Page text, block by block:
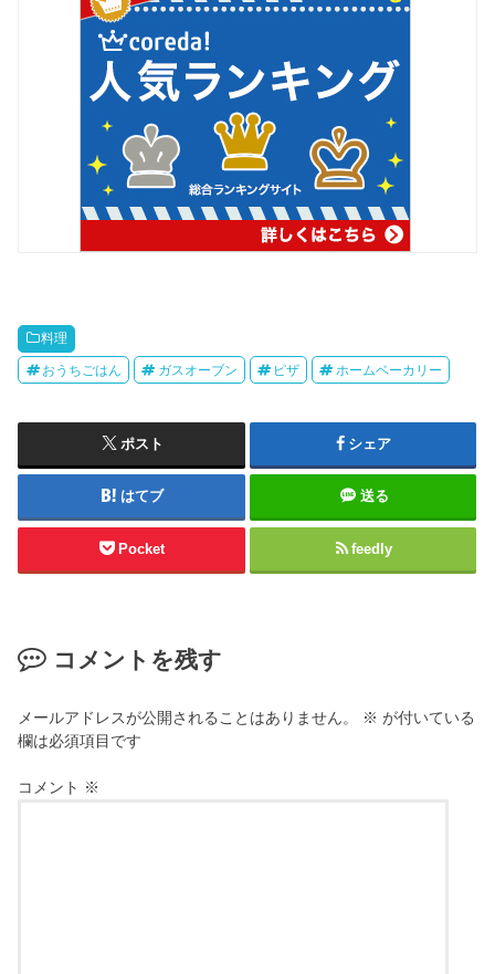
料理
おうちごはん ガスオーブン ピザ ホームベーカリー
ポスト シェア
はてブ 送る
Pocket feedly
コメントを残す
メールアドレスが公開されることはありません。 ※ が付いている
欄は必須項目です
コメント ※